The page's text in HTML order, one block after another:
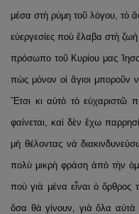
μέσα στὴ ρύμη τοῦ λόγου, τὸ
εὐεργεσίες ποὺ ἔλαβα στὴ
πρόσωπο τοῦ Κυρίου μας
πὼς μόνον οἱ ἅγιοι μποροῦν
Ἔτσι κι αὐτὸ τὸ
φαίνεται, καὶ δὲν ἔχω
μὴ θέλοντας νὰ
πολὺ μικρὴ φράση ἀπὸ τὴν
ποὺ γιὰ μένα εἶναι ὁ ὄρθρος
ὅσα θὰ γίνουν, γιὰ ὅλα